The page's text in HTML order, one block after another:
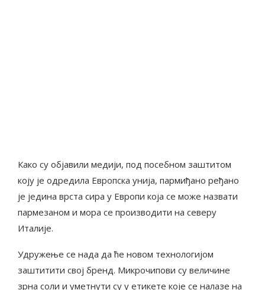
Како су објавили медији, под посебном заштитом
коју је одредила Европска унија, пармиђано ређано
је једина врста сира у Европи која се може назвати
пармезаном и мора се производити на северу
Италије.
Удружење се нада да ће новом технологијом
заштитити свој бренд. Микрочипови су величине
зрна соли и уметнути су у етикете које се налазе на